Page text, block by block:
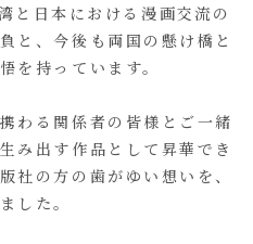
日本における漫画交流の
と、今後も両国の懸け橋と
を持っています。
わる関係者の皆様とご一緒
み出す作品として昇華でき
社の方の歯がゆい想いを、
した。